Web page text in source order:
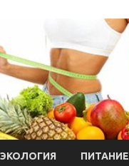
ЭКОЛОГИЯ ПИТАНИЕ